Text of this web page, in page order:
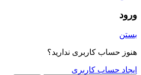
ورود
بستن
هنوز حساب کاربری ندارید؟
ایجاد حساب کاربری